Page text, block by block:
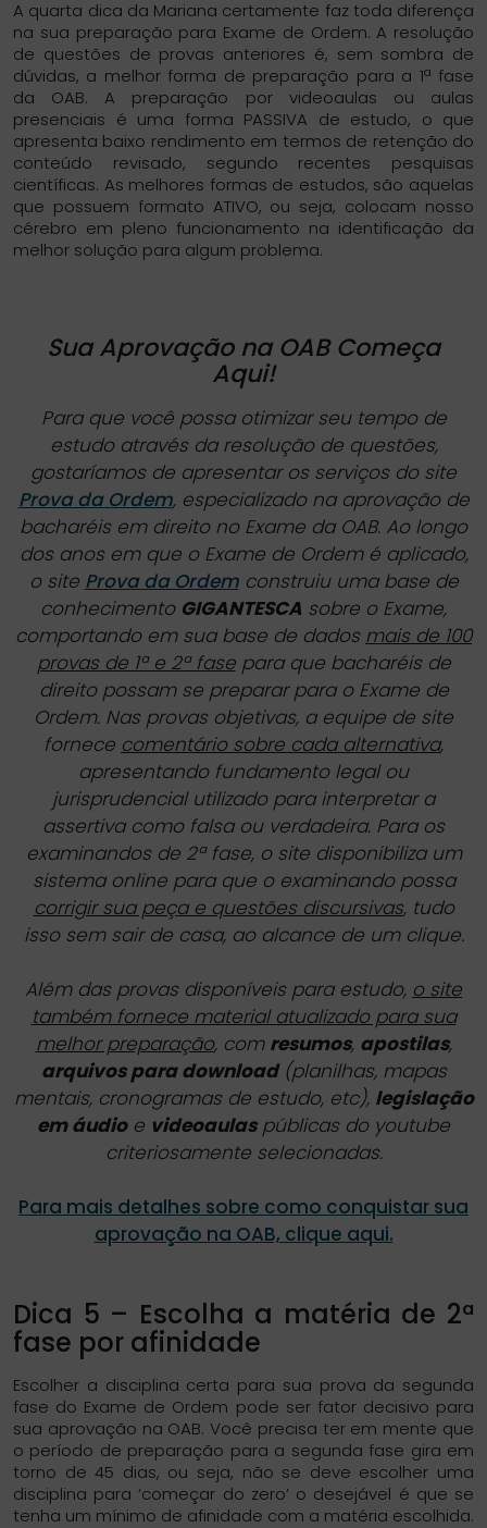
A quarta dica da Mariana certamente faz toda diferença
na sua preparação para Exame de Ordem. A resolução
de questões de provas anteriores é, sem sombra de
dúvidas, a melhor forma de preparação para a 1ª fase
da OAB. A preparação por videoaulas ou aulas
presenciais é uma forma PASSIVA de estudo, o que
apresenta baixo rendimento em termos de retenção do
conteúdo revisado, segundo recentes pesquisas
científicas. As melhores formas de estudos, são aquelas
que possuem formato ATIVO, ou seja, colocam nosso
cérebro em pleno funcionamento na identificação da
melhor solução para algum problema.
Sua Aprovação na OAB Começa
Aqui!
Para que você possa otimizar seu tempo de
estudo através da resolução de questões,
gostaríamos de apresentar os serviços do site
Prova da Ordem, especializado na aprovação de
bacharéis em direito no Exame da OAB. Ao longo
dos anos em que o Exame de Ordem é aplicado,
o site Prova da Ordemconstruiu uma base de
conhecimento GIGANTESCA sobre o Exame,
comportando em sua base de dados mais de 100
provas de 1ª e 2ª fasepara que bacharéis de
direito possam se preparar para o Exame de
Ordem. Nas provas objetivas, a equipe de site
fornece comentário sobre cada alternativa,
apresentando fundamento legal ou
jurisprudencial utilizado para interpretar a
assertiva como falsa ou verdadeira. Para os
examinandos de 2ª fase, o site disponibiliza um
sistema online para que o examinando possa
corrigir sua peça e questões discursivas, tudo
isso sem sair de casa, ao alcance de um clique.
Além das provas disponíveis para estudo, o site
também fornece material atualizado para sua
melhor preparação, com resumos, apostilas,
arquivos para download(planilhas, mapas
mentais, cronogramas de estudo, etc), legislação
em áudioe videoaulaspúblicas do youtube
criteriosamente selecionadas.
Para mais detalhes sobre como conquistar sua
aprovação na OAB, clique aqui.
Dica 5 – Escolha a matéria de 2ª
fase por afinidade
Escolher a disciplina certa para sua prova da segunda
fase do Exame de Ordem pode ser fator decisivo para
sua aprovação na OAB. Você precisa ter em mente que
o período de preparação para a segunda fase gira em
torno de 45 dias, ou seja, não se deve escolher uma
disciplina para ‘começar do zero’ o desejável é que se
tenha um mínimo de afinidade com a matéria escolhida.